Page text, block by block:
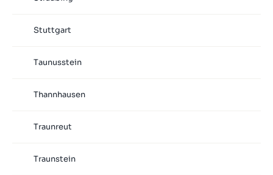
Stuttgart
Taunusstein
Thannhausen
Traunreut
Traunstein